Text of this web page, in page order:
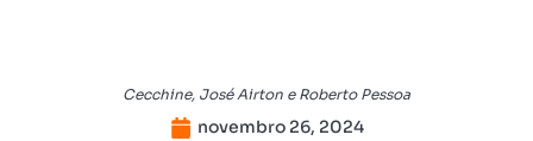
Cecchine, José Airton e Roberto Pessoa
novembro 26, 2024